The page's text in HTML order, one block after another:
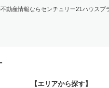
動産情報ならセンチュリー21ハウスプ
【エリアから探す】